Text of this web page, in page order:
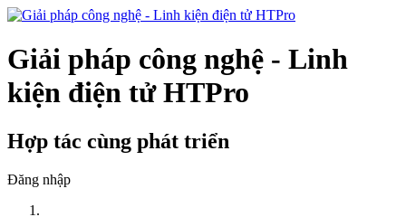
Giải pháp công nghệ - Linh
kiện điện tử HTPro
Hợp tác cùng phát triển
Đăng nhập